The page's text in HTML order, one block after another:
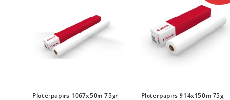
Ploterpapīrs 1067x50m 75gr
Ploterpapīrs 914x150m 75g